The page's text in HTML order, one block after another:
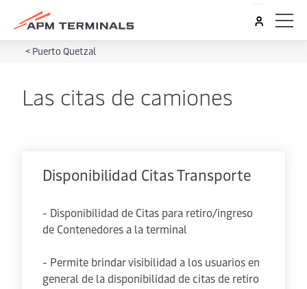
< Puerto Quetzal
Las citas de camiones
Disponibilidad Citas Transporte
- Disponibilidad de Citas para retiro/ingreso
de Contenedores a la terminal
- Permite brindar visibilidad a los usuarios en
general de la disponibilidad de citas de retiro